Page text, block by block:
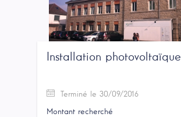
Installation photovoltaïque
Terminé le 30/09/2016
Montant recherché